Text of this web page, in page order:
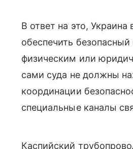
В ответ на это,
обеспечить
физическим или
сами суда не должны
координации
специальные каналы
Каспийский